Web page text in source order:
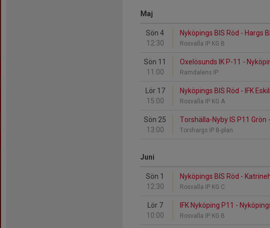
Maj
Sön 4
12:30
Nyköpings BIS Röd - Hargs
Rosvalla IP KG B
Sön 11
11:00
Oxelösunds IK P-11 -
Ramdalens IP
Lör 17
15:00
Nyköpings BIS Röd - IFK
Rosvalla IP KG A
Sön 25
13:00
Torshälla-Nyby IS P11 Grön
Torshargs IP B-plan
Juni
Sön 1
12:30
Nyköpings BIS Röd -
Rosvalla IP KG C
Lör 7
10:00
IFK Nyköping P11 -
Rosvalla IP KG B